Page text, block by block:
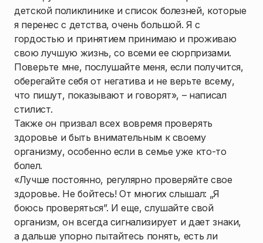
детской поликлинике и список болезней, которые
я перенес с детства, очень большой. Я с
гордостью и принятием принимаю и проживаю
свою лучшую жизнь, со всеми ее сюрпризами.
Поверьте мне, послушайте меня, если получится,
оберегайте себя от негатива и не верьте всему,
что пишут, показывают и говорят», – написал
стилист.
Также он призвал всех вовремя проверять
здоровье и быть внимательным к своему
организму, особенно если в семье уже кто-то
болел.
«Лучше постоянно, регулярно проверяйте свое
здоровье. Не бойтесь! От многих слышал: „Я
боюсь проверяться”. И еще, слушайте свой
организм, он всегда сигнализирует и дает знаки,
а дальше упорно пытайтесь понять, есть ли